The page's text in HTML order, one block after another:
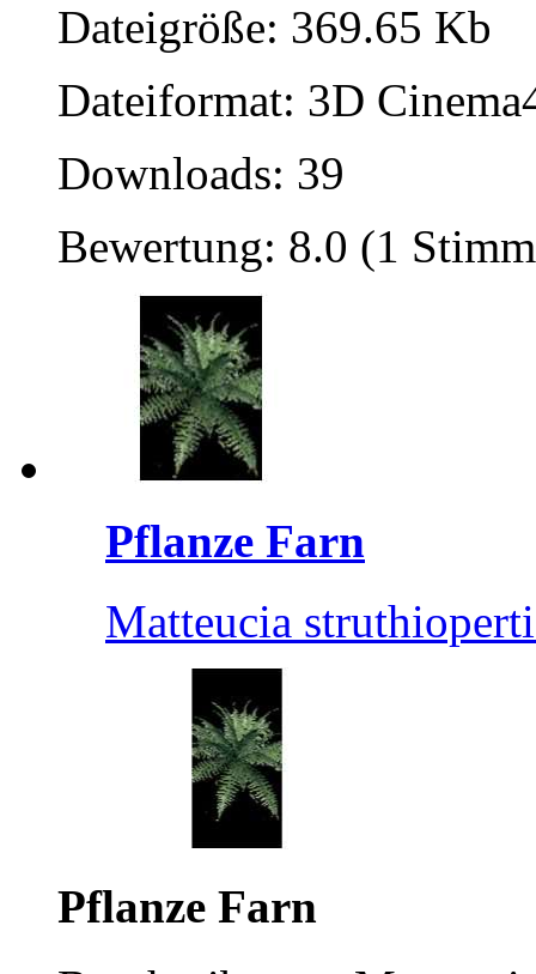
Dateigröße: 369.65 Kb
Dateiformat: 3D
Downloads: 39
Bewertung: 8.0 (1
Pflanze Farn
Matteucia
Pflanze Farn